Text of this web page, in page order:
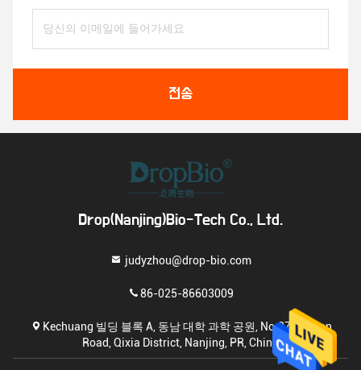
전송
Drop(Nanjing)Bio-Tech Co., Ltd.
judyzhou@drop-bio.com
86-025-86603009
Kechuang 빌딩 블록 A, 동남 대학 과학 공원, No.371 Heyan
Road, Qixia District, Nanjing, PR, China